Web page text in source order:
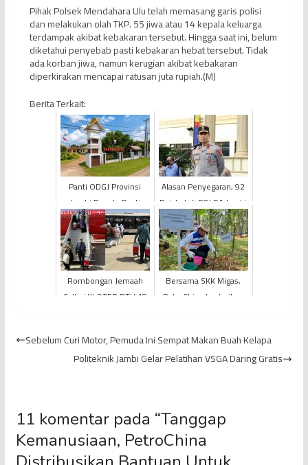
Pihak Polsek Mendahara Ulu telah memasang garis polisi
dan melakukan olah TKP. 55 jiwa atau 14 kepala keluarga
terdampak akibat kebakaran tersebut. Hingga saat ini, belum
diketahui penyebab pasti kebakaran hebat tersebut. Tidak
ada korban jiwa, namun kerugian akibat kebakaran
diperkirakan mencapai ratusan juta rupiah.(M)
Berita Terkait:
Panti ODGJ Provinsi
Jambi Penuh, Panti
Urung Terima
Tambahan Pasien
Alasan Penyegaran, 92
Pejabat di POLDA Jambi
Dimutasi
Rombongan Jemaah
Calhaj KLOTER BTH 18
Bersama SKK Migas,
PetroChina Lestarikan
Pohon I...
Sebelum Curi Motor, Pemuda Ini Sempat Makan Buah Kelapa
Politeknik Jambi Gelar Pelatihan VSGA Daring Gratis
11 komentar pada “Tanggap
Kemanusiaan, PetroChina